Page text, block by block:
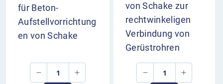
für Beton-
Aufstellvorrichtung
en von Schake
von Schake zur
rechtwinkeligen
Verbindung von
Gerüstrohren